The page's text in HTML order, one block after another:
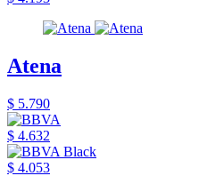
Atena
$ 5.790
$ 4.632
$ 4.053